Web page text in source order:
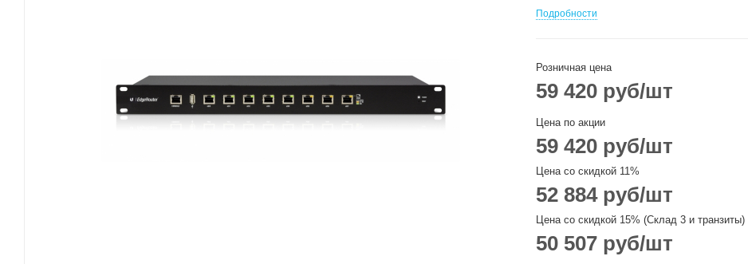
Подробности
Розничная цена
59 420 руб/шт
Цена по акции
59 420 руб/шт
Цена со скидкой 11%
52 884руб/шт
Цена со скидкой 15% (Склад 3 и транзиты)
50 507 руб/шт